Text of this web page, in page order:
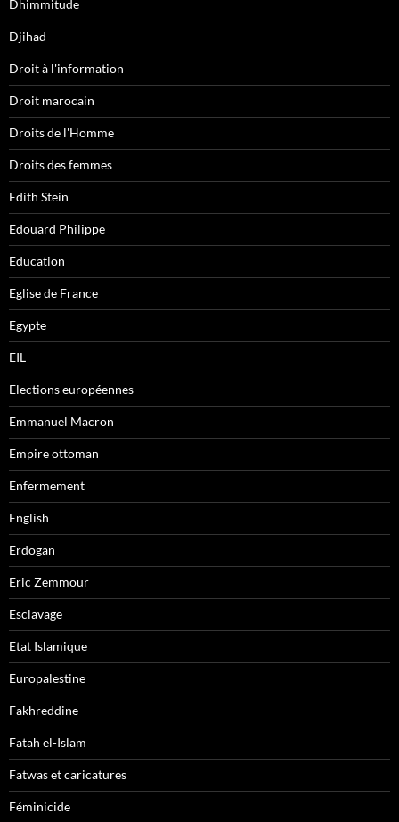
Dhimmitude
Djihad
Droit à l'information
Droit marocain
Droits de l'Homme
Droits des femmes
Edith Stein
Edouard Philippe
Education
Eglise de France
Egypte
EIL
Elections européennes
Emmanuel Macron
Empire ottoman
Enfermement
English
Erdogan
Eric Zemmour
Esclavage
Etat Islamique
Europalestine
Fakhreddine
Fatah el-Islam
Fatwas et caricatures
Féminicide